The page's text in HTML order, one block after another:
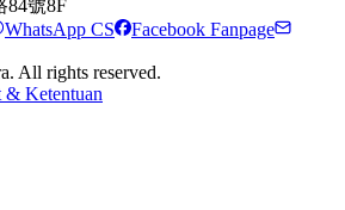
84號8F
WhatsApp CS
Facebook Fanpage
All rights reserved.
& Ketentuan